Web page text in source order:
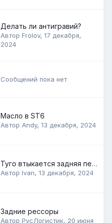
Делать ли антигравий?
Автор Frolov, 17 декабря,
2024
Сообщений пока нет
Масло в ST6
Автор Andy, 13 декабря, 2024
Туго втыкается задняя передача на ST6
Автор Ivan, 13 декабря, 2024
Задние рессоры
Автор РусЛогистик, 20 июня